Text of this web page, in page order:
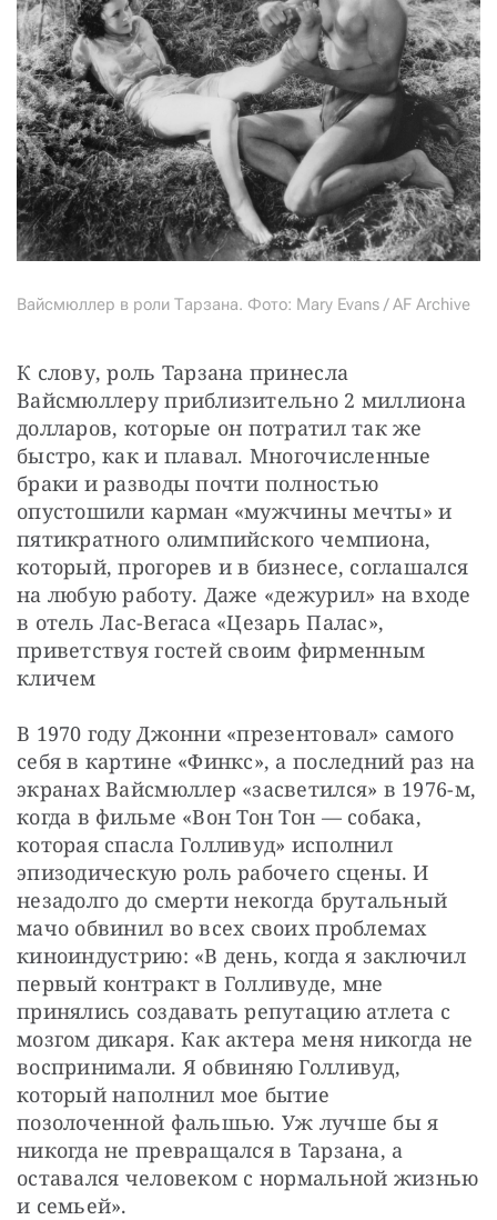
Вайсмюллер в роли Тарзана. Фото: Mary Evans / AF Archive
К слову, роль Тарзана принесла
Вайсмюллеру приблизительно 2 миллиона
долларов, которые он потратил так же
быстро, как и плавал. Многочисленные
браки и разводы почти полностью
опустошили карман «мужчины мечты» и
пятикратного олимпийского чемпиона,
который, прогорев и в бизнесе, соглашался
на любую работу. Даже «дежурил» на входе
в отель Лас-Вегаса «Цезарь Палас»,
приветствуя гостей своим фирменным
кличем
В 1970 году Джонни «презентовал» самого
себя в картине «Финкс», а последний раз на
экранах Вайсмюллер «засветился» в 1976-м,
когда в фильме «Вон Тон Тон — собака,
которая спасла Голливуд» исполнил
эпизодическую роль рабочего сцены. И
незадолго до смерти некогда брутальный
мачо обвинил во всех своих проблемах
киноиндустрию: «В день, когда я заключил
первый контракт в Голливуде, мне
принялись создавать репутацию атлета с
мозгом дикаря. Как актера меня никогда не
воспринимали. Я обвиняю Голливуд,
который наполнил мое бытие
позолоченной фальшью. Уж лучше бы я
никогда не превращался в Тарзана, а
оставался человеком с нормальной жизнью
и семьей».